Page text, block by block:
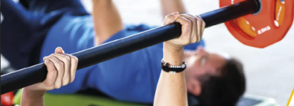
2
discos de 1.25 Kg
2 discos de 2.5 Kg
2 discos de 5 Kg
1 barra básica o
regular
2 pinzas sujeción